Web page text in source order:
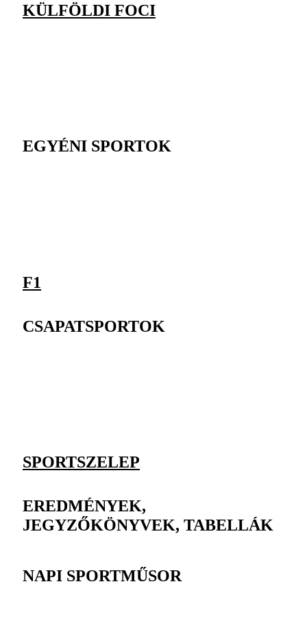
KÜLFÖLDI FOCI
EGYÉNI SPORTOK
F1
CSAPATSPORTOK
SPORTSZELEP
EREDMÉNYEK,
JEGYZŐKÖNYVEK, TABELLÁK
NAPI SPORTMŰSOR